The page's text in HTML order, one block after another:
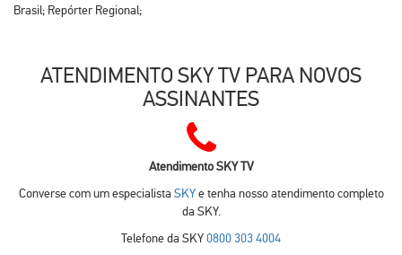
Brasil; Repórter Regional;
ATENDIMENTO SKY TV PARA NOVOS
ASSINANTES
Atendimento SKY TV
Converse com um especialista SKYe tenha nosso atendimento completo
da SKY.
Telefone da SKY0800 303 4004